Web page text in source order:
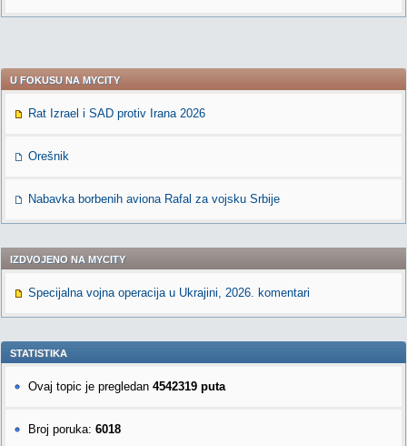
U FOKUSU NA MYCITY
Rat Izrael i SAD protiv Irana 2026
Orešnik
Nabavka borbenih aviona Rafal za vojsku Srbije
IZDVOJENO NA MYCITY
Specijalna vojna operacija u Ukrajini, 2026. komentari
STATISTIKA
Ovaj topic je pregledan 4542319 puta
Broj poruka: 6018